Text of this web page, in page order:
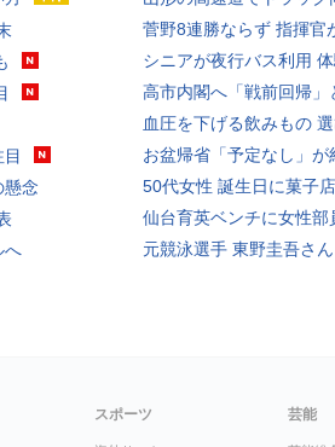
懸念
へ
菅野8連勝ならず 指揮官
シニアが夜行バス利用
高市内閣へ「戦前回帰」
血圧を下げる飲みもの
お盆帰省「予定なし」が
50代女性 誕生日に菓子
仙台育英ベンチに女性部
元競泳選手 東野圭吾さ
スポーツ 芸能